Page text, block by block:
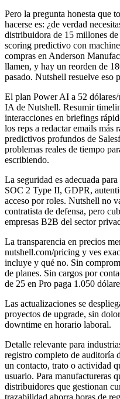
Pero la pregunta honesta que
hacerse es: ¿de verdad
distribuidora de 15 millones
scoring predictivo con
compras en Anderson
llamen, y hay un reorden de
pasado. Nutshell resuelve eso
El plan Power AI a 52 dólares/
IA de Nutshell. Resumir
interacciones en briefings
los reps a redactar emails
predictivos profundos de
problemas reales de tiempo
escribiendo.
La seguridad es adecuada
SOC 2 Type II, GDPR,
acceso por roles. Nutshell no
contratista de defensa, pero
empresas B2B del sector
La transparencia en precios
nutshell.com/pricing y ves
incluye y qué no. Sin
de planes. Sin cargos por
de 25 en Pro paga 1.050
Las actualizaciones se
proyectos de upgrade, sin
downtime en horario laboral.
Detalle relevante para
registro completo de auditoría
un contacto, trato o actividad
usuario. Para manufactureras
distribuidores que gestionan